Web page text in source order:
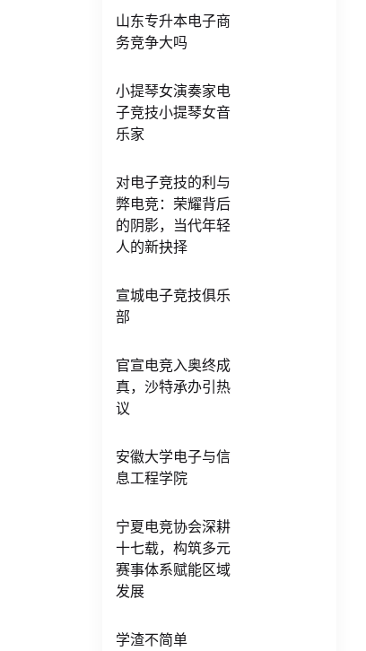
山东专升本电子商
务竞争大吗
小提琴女演奏家电
子竞技小提琴女音
乐家
对电子竞技的利与
弊电竞：荣耀背后
的阴影，当代年轻
人的新抉择
宣城电子竞技俱乐
部
官宣电竞入奥终成
真，沙特承办引热
议
安徽大学电子与信
息工程学院
宁夏电竞协会深耕
十七载，构筑多元
赛事体系赋能区域
发展
学渣不简单